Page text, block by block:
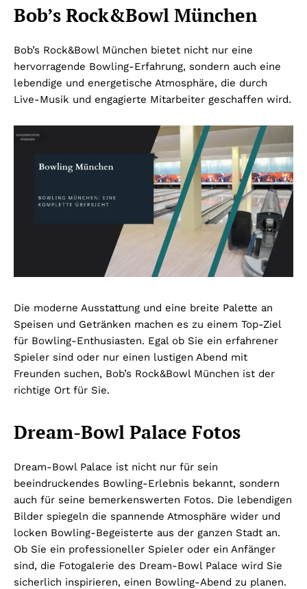
Bob’s Rock&Bowl München
Bob’s Rock&Bowl München bietet nicht nur eine
hervorragende Bowling-Erfahrung, sondern auch eine
lebendige und energetische Atmosphäre, die durch
Live-Musik und engagierte Mitarbeiter geschaffen wird.
Die moderne Ausstattung und eine breite Palette an
Speisen und Getränken machen es zu einem Top-Ziel
für Bowling-Enthusiasten. Egal ob Sie ein erfahrener
Spieler sind oder nur einen lustigen Abend mit
Freunden suchen, Bob’s Rock&Bowl München ist der
richtige Ort für Sie.
Dream-Bowl Palace Fotos
Dream-Bowl Palace ist nicht nur für sein
beeindruckendes Bowling-Erlebnis bekannt, sondern
auch für seine bemerkenswerten Fotos. Die lebendigen
Bilder spiegeln die spannende Atmosphäre wider und
locken Bowling-Begeisterte aus der ganzen Stadt an.
Ob Sie ein professioneller Spieler oder ein Anfänger
sind, die Fotogalerie des Dream-Bowl Palace wird Sie
sicherlich inspirieren, einen Bowling-Abend zu planen.